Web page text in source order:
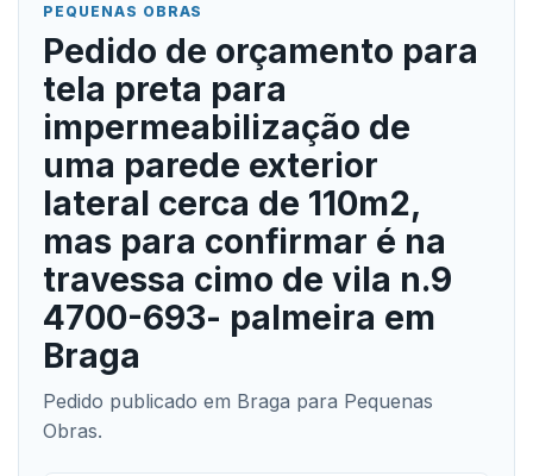
PEQUENAS OBRAS
Pedido de orçamento para
tela preta para
impermeabilização de
uma parede exterior
lateral cerca de 110m2,
mas para confirmar é na
travessa cimo de vila n.9
4700-693- palmeira em
Braga
Pedido publicado em Braga para Pequenas
Obras.
Testemunhos